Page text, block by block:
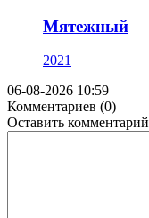
Мятежный
2021
06-08-2026 10:59
Комментариев (0)
Оставить комментарий